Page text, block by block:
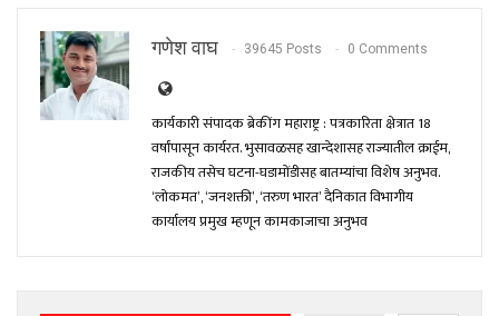
गणेश वाघ 39645 Posts 0 Comments
कार्यकारी संपादक ब्रेकींग महाराष्ट्र : पत्रकारिता क्षेत्रात 18
वर्षांपासून कार्यरत. भुसावळसह खान्देशासह राज्यातील क्राईम,
राजकीय तसेच घटना-घडामोंडीसह बातम्यांचा विशेष अनुभव.
‘लोकमत’, ‘जनशक्ती’, ‘तरुण भारत’ दैनिकात विभागीय
कार्यालय प्रमुख म्हणून कामकाजाचा अनुभव